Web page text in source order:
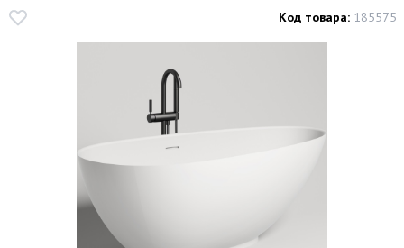
Код товара: 185575